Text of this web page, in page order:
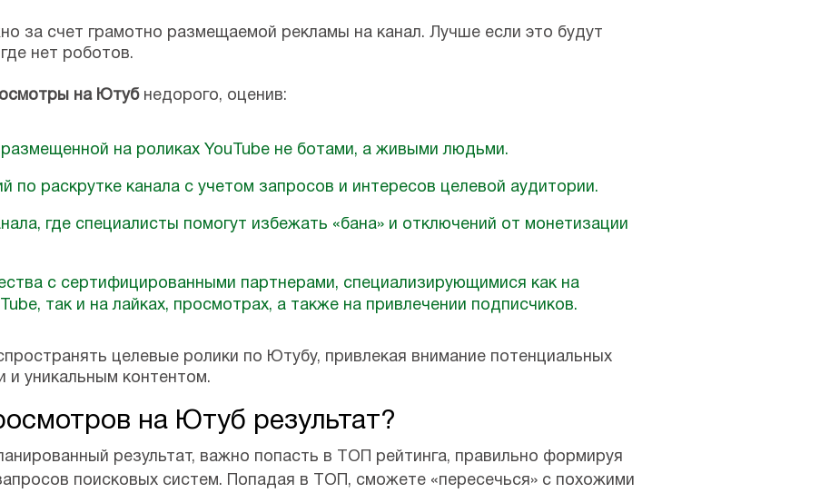
за счет грамотно размещаемой рекламы на канал. Лучше если это будут
нет роботов.
на Ютубнедорого, оценив:
на роликах YouTube не ботами, а живыми людьми.
по раскрутке канала с учетом запросов и интересов целевой аудитории.
где специалисты помогут избежать «бана» и отключений от монетизации
с сертифицированными партнерами, специализирующимися как на
так и на лайках, просмотрах, а также на привлечении подписчиков.
целевые ролики по Ютубу, привлекая внимание потенциальных
уникальным контентом.
на Ютуб результат?
результат, важно попасть в ТОП рейтинга, правильно формируя
поисковых систем. Попадая в ТОП, сможете «пересечься» с похожими